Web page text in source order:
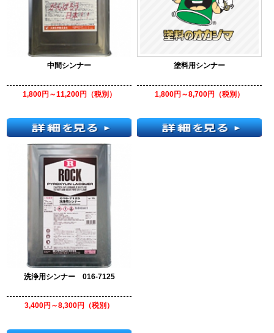
中間シンナー
1,800円～11,200円（税別）
塗料用シンナー
1,800円～8,700円（税別）
洗浄用シンナー 016-7125
3,400円～8,300円（税別）